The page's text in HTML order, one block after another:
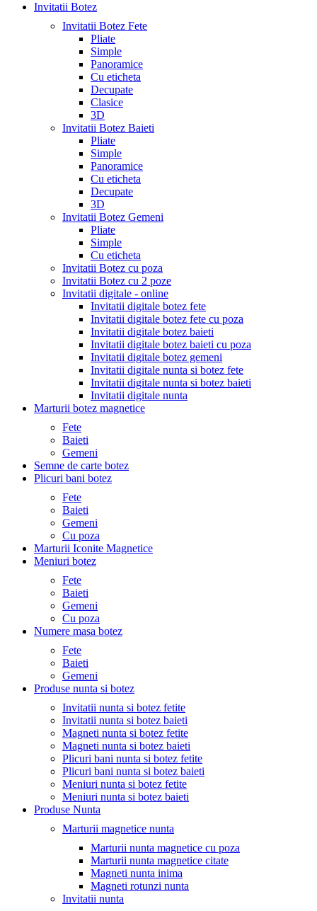
Invitatii Botez
Invitatii Botez Fete
Pliate
Simple
Panoramice
Cu eticheta
Decupate
Clasice
3D
Invitatii Botez Baieti
Pliate
Simple
Panoramice
Cu eticheta
Decupate
3D
Invitatii Botez Gemeni
Pliate
Simple
Cu eticheta
Invitatii Botez cu poza
Invitatii Botez cu 2 poze
Invitatii digitale - online
Invitatii digitale botez fete
Invitatii digitale botez fete cu poza
Invitatii digitale botez baieti
Invitatii digitale botez baieti cu poza
Invitatii digitale botez gemeni
Invitatii digitale nunta si botez fete
Invitatii digitale nunta si botez baieti
Invitatii digitale nunta
Marturii botez magnetice
Fete
Baieti
Gemeni
Semne de carte botez
Plicuri bani botez
Fete
Baieti
Gemeni
Cu poza
Marturii Iconite Magnetice
Meniuri botez
Fete
Baieti
Gemeni
Cu poza
Numere masa botez
Fete
Baieti
Gemeni
Produse nunta si botez
Invitatii nunta si botez fetite
Invitatii nunta si botez baieti
Magneti nunta si botez fetite
Magneti nunta si botez baieti
Plicuri bani nunta si botez fetite
Plicuri bani nunta si botez baieti
Meniuri nunta si botez fetite
Meniuri nunta si botez baieti
Produse Nunta
Marturii magnetice nunta
Marturii nunta magnetice cu poza
Marturii nunta magnetice citate
Magneti nunta inima
Magneti rotunzi nunta
Invitatii nunta